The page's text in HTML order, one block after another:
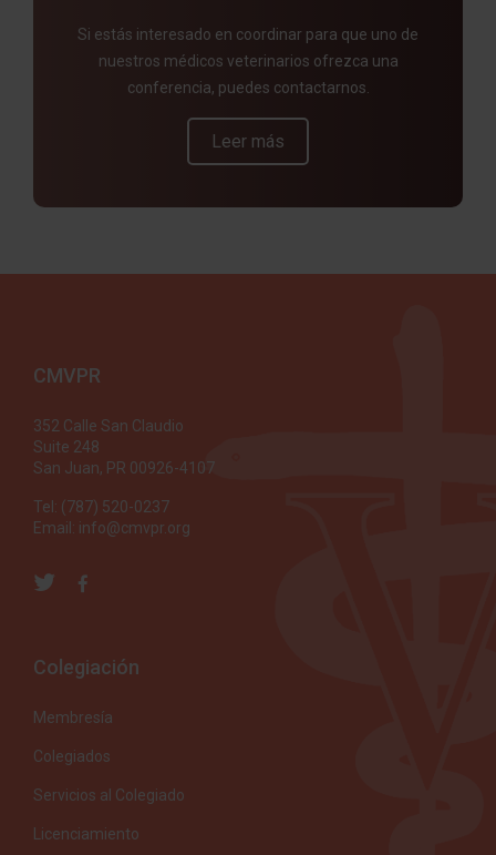
Si estás interesado en coordinar para que uno de
nuestros médicos veterinarios ofrezca una
conferencia, puedes contactarnos.
Leer más
CMVPR
352 Calle San Claudio
Suite 248
San Juan, PR 00926-4107
Tel: (787) 520-0237
Email: info@cmvpr.org
Colegiación
Membresía
Colegiados
Servicios al Colegiado
Licenciamiento